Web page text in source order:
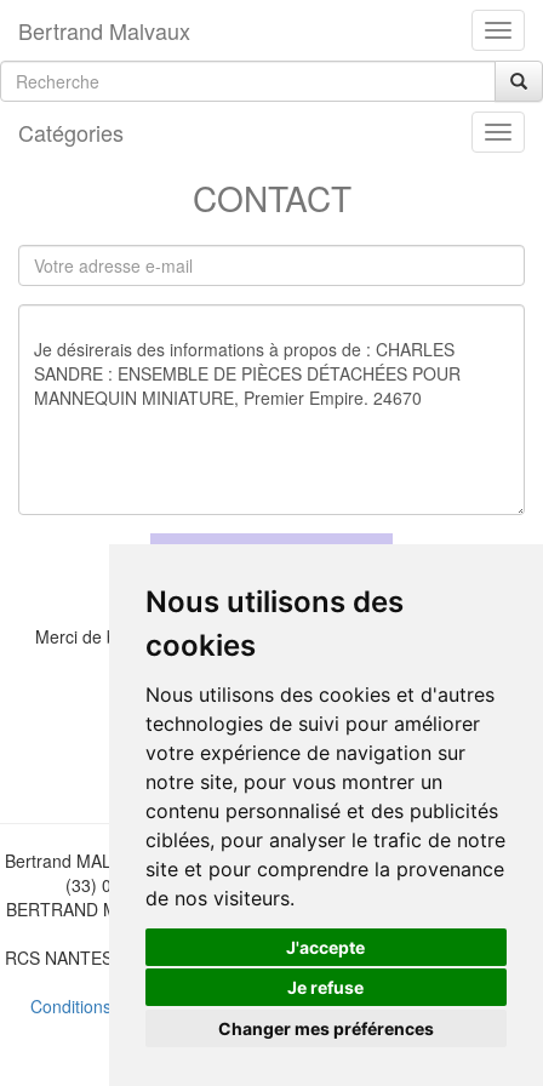
Nous utilisons des
cookies
Nous utilisons des cookies et d'autres
technologies de suivi pour améliorer
votre expérience de navigation sur
notre site, pour vous montrer un
contenu personnalisé et des publicités
ciblées, pour analyser le trafic de notre
site et pour comprendre la provenance
de nos visiteurs.
J'accepte
Je refuse
Changer mes préférences
Bertrand Malvaux
Catégories
CONTACT
Merci de bien vouloir recopier les chiffres et lettre ci-dessous :
Bertrand MALVAUX - 22 rue Crébillon, 44000 Nantes - FRANCE - Tél.
(33) 02 40 733 600 — bertrand.malvaux@wanadoo.fr
BERTRAND MALVAUX - ÉDITIONS DU CANONNIER SARL au capital
de 47.000 EUROS
RCS NANTES B 442 295 077 - N° INTRACOMMUNAUTAIRE CEE FR
30 442 295 077
Conditions de vente-Mettre à jour vos préférences de cookies